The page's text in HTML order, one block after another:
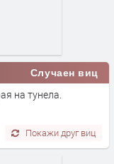
Случаен виц
на тунела.
Покажи друг виц